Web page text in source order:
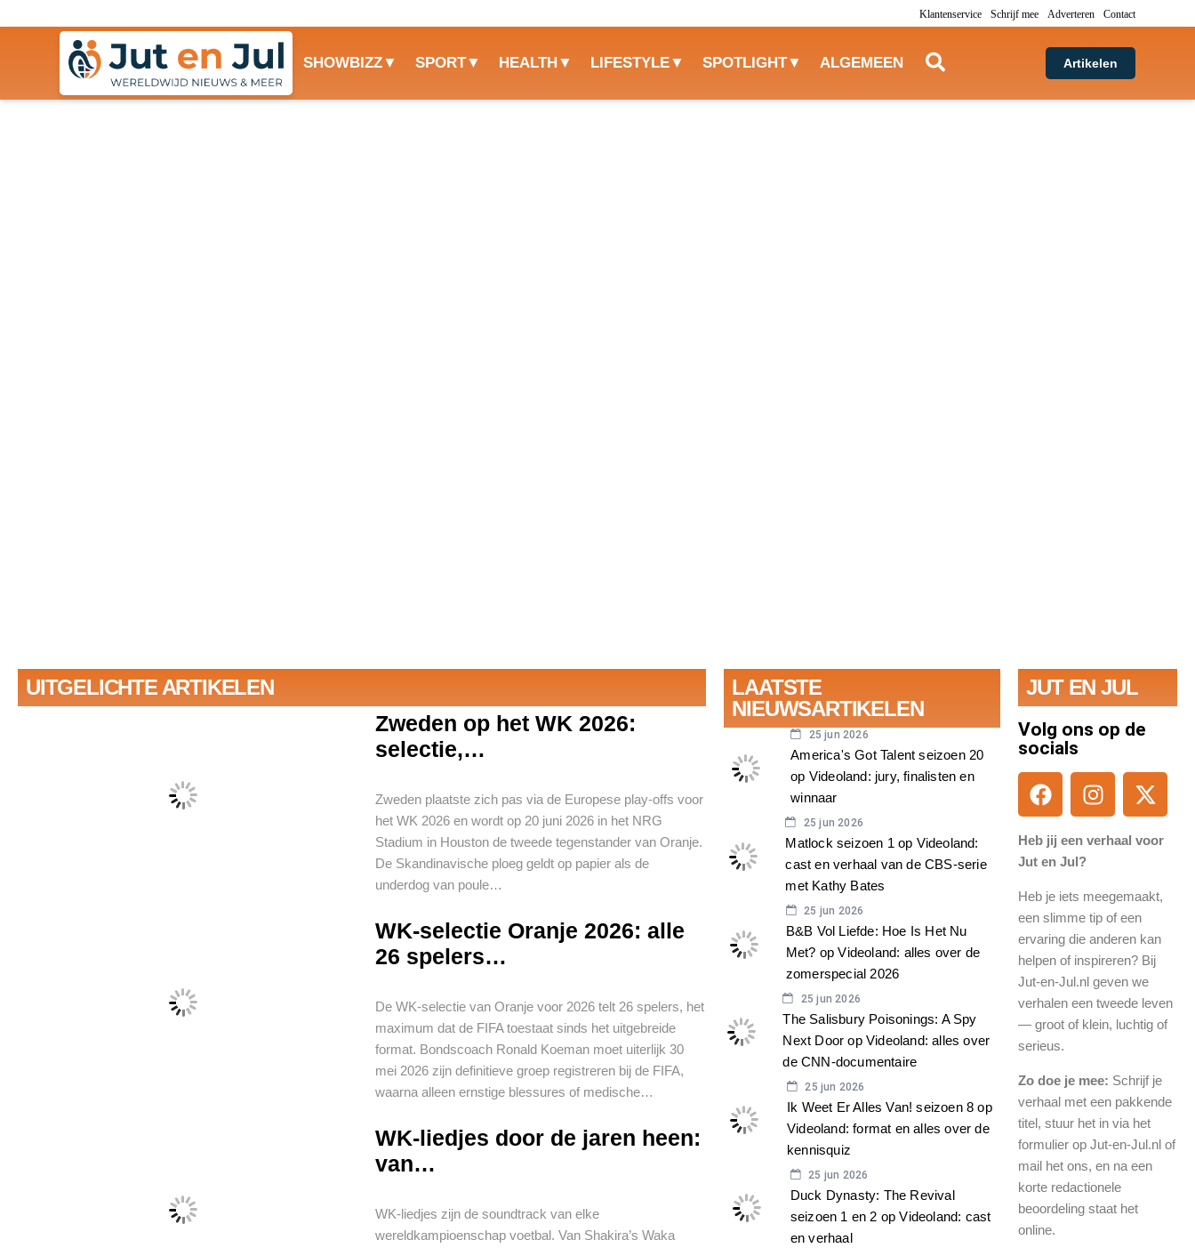
Klantenservice Schrijf mee Adverteren Contact
SHOWBIZZ SPORT HEALTH LIFESTYLE SPOTLIGHT ALGEMEEN Artikelen
UITGELICHTE ARTIKELEN
Zweden op het WK 2026:
selectie,…
Zweden plaatste zich pas via de Europese play-offs voor
het WK 2026 en wordt op 20 juni 2026 in het NRG
Stadium in Houston de tweede tegenstander van Oranje.
De Skandinavische ploeg geldt op papier als de
underdog van poule…
WK-selectie Oranje 2026: alle
26 spelers…
De WK-selectie van Oranje voor 2026 telt 26 spelers, het
maximum dat de FIFA toestaat sinds het uitgebreide
format. Bondscoach Ronald Koeman moet uiterlijk 30
mei 2026 zijn definitieve groep registreren bij de FIFA,
waarna alleen ernstige blessures of medische…
WK-liedjes door de jaren heen:
van…
WK-liedjes zijn de soundtrack van elke
wereldkampioenschap voetbal. Van Shakira’s Waka
LAATSTE
NIEUWSARTIKELEN
25 jun 2026
America's Got Talent seizoen 20
op Videoland: jury, finalisten en
winnaar
25 jun 2026
Matlock seizoen 1 op Videoland:
cast en verhaal van de CBS-serie
met Kathy Bates
25 jun 2026
B&B Vol Liefde: Hoe Is Het Nu
Met? op Videoland: alles over de
zomerspecial 2026
25 jun 2026
The Salisbury Poisonings: A Spy
Next Door op Videoland: alles over
de CNN-documentaire
25 jun 2026
Ik Weet Er Alles Van! seizoen 8 op
Videoland: format en alles over de
kennisquiz
25 jun 2026
Duck Dynasty: The Revival
seizoen 1 en 2 op Videoland: cast
en verhaal
JUT EN JUL
Volg ons op de
socials
Heb jij een verhaal voor
Jut en Jul?
Heb je iets meegemaakt,
een slimme tip of een
ervaring die anderen kan
helpen of inspireren? Bij
Jut-en-Jul.nl geven we
verhalen een tweede leven
— groot of klein, luchtig of
serieus.
Zo doe je mee: Schrijf je
verhaal met een pakkende
titel, stuur het in via het
formulier op Jut-en-Jul.nl of
mail het ons, en na een
korte redactionele
beoordeling staat het
online.